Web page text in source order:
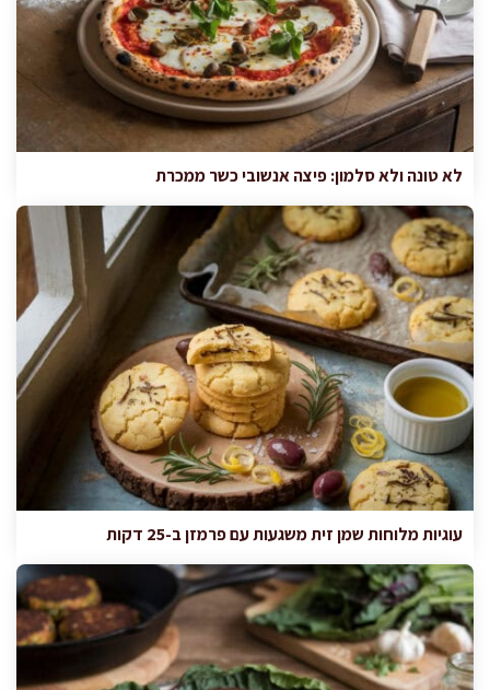
לא טונה ולא סלמון: פיצה אנשובי כשר ממכרת
עוגיות מלוחות שמן זית משגעות עם פרמזן ב-25 דקות